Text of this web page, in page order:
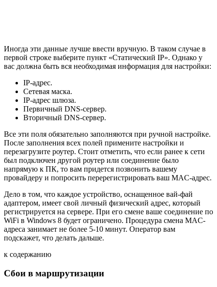
Иногда эти данные лучше ввести вручную. В таком случае в
первой строке выберите пункт «Статический IP». Однако у
вас должна быть вся необходимая информация для настройки:
IP-адрес.
Сетевая маска.
IP-адрес шлюза.
Первичный DNS-сервер.
Вторичный DNS-сервер.
Все эти поля обязательно заполняются при ручной настройке.
После заполнения всех полей примените настройки и
перезагрузите роутер. Стоит отметить, что если ранее к сети
был подключен другой роутер или соединение было
напрямую к ПК, то вам придется позвонить вашему
провайдеру и попросить перерегистрировать ваш MAC-адрес.
Дело в том, что каждое устройство, оснащенное вай-фай
адаптером, имеет свой личный физический адрес, который
регистрируется на сервере. При его смене ваше соединение по
WiFi в Windows 8 будет ограничено. Процедура смена MAC-
адреса занимает не более 5-10 минут. Оператор вам
подскажет, что делать дальше.
к содержанию
Сбои в маршрутизации